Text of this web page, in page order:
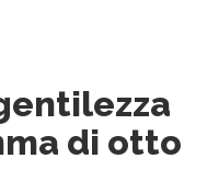
di otto